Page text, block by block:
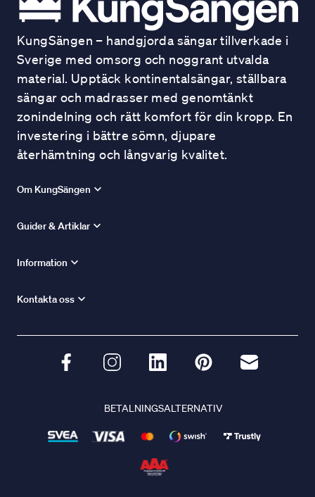
KungSängen – handgjorda sängar tillverkade i
Sverige med omsorg och noggrant utvalda
material. Upptäck kontinentalsängar, ställbara
sängar och madrasser med genomtänkt
zonindelning och rätt komfort för din kropp. En
investering i bättre sömn, djupare
återhämtning och långvarig kvalitet.
Om KungSängen
Guider & Artiklar
Information
Kontakta oss
BETALNINGSALTERNATIV